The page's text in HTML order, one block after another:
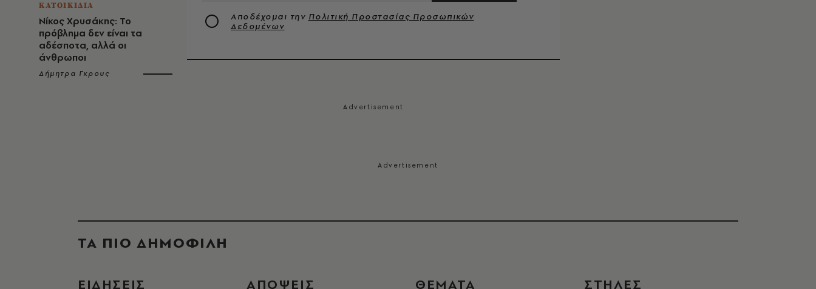
ΚΑΤΟΙΚΙΔΙΑ
Νίκος Χρυσάκης: Το
πρόβλημα δεν είναι τα
αδέσποτα, αλλά οι
άνθρωποι
Δήμητρα Γκρους
Αποδέχομαι την Πολιτική Προστασίας Προσωπικών
Δεδομένων
ΤΑ ΠΙΟ ΔΗΜΟΦΙΛΗ
ΕΙΔΗΣΕΙΣ ΑΠΟΨΕΙΣ ΘΕΜΑΤΑ ΣΤΗΛΕΣ